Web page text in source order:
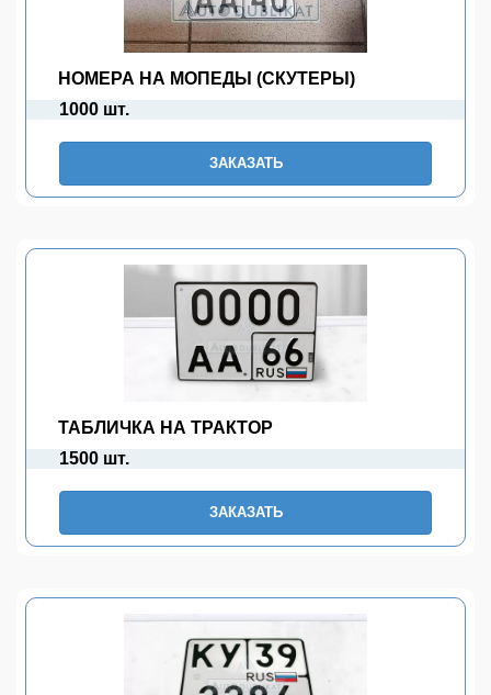
НОМЕРА НА МОПЕДЫ (СКУТЕРЫ)
1000 шт.
ЗАКАЗАТЬ
ТАБЛИЧКА НА ТРАКТОР
1500 шт.
ЗАКАЗАТЬ